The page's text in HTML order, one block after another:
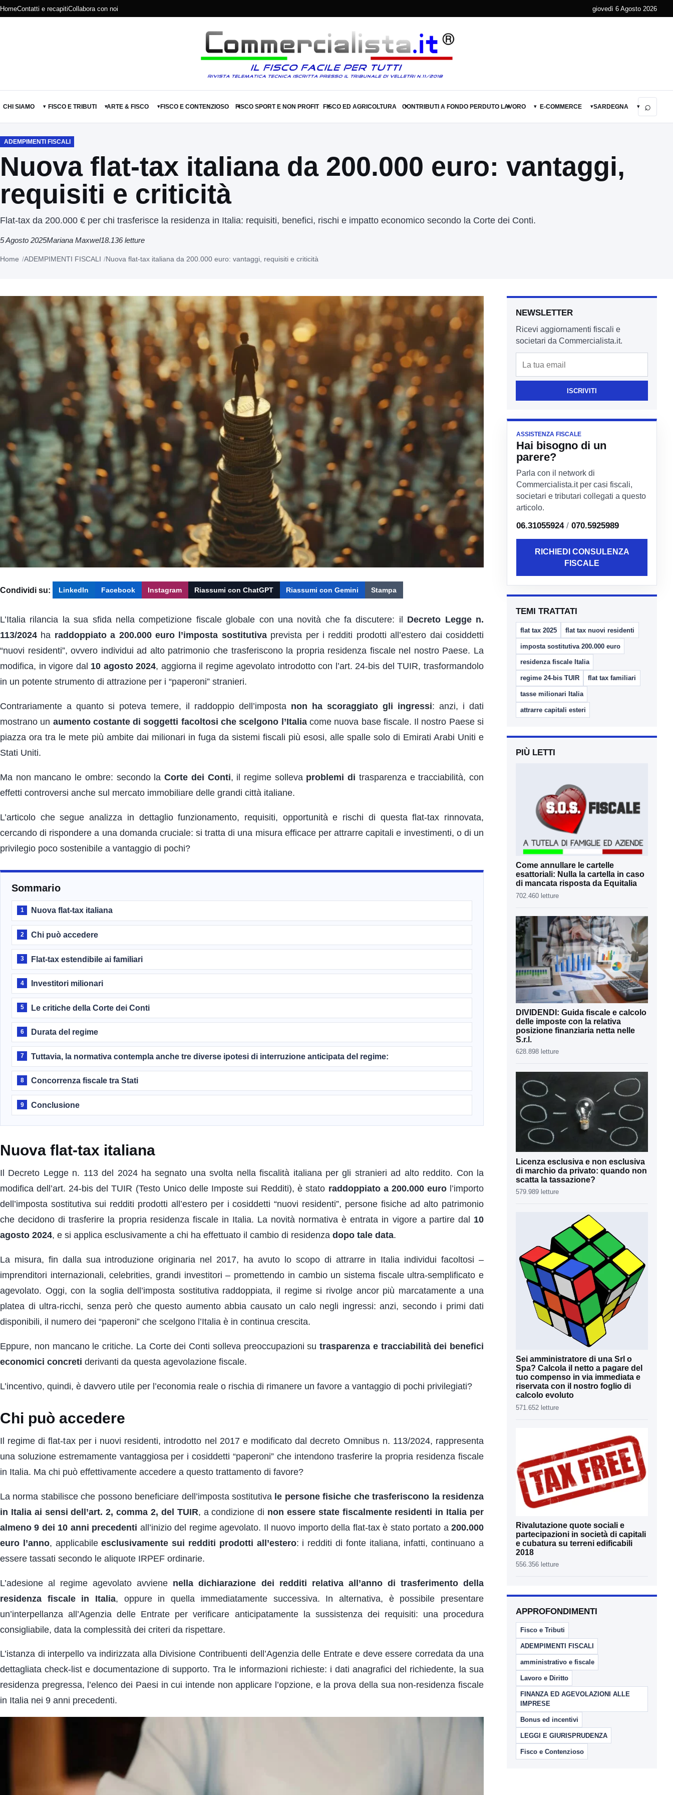
HomeContatti e recapitiCollabora con noi giovedì 6 Agosto 2026
CHI SIAMO ▾ FISCO E TRIBUTI ▾ARTE & FISCO ▾FISCO E CONTENZIOSO ▾
FISCO SPORT E NON PROFIT ▾
FISCO ED AGRICOLTURA ▾
CONTRIBUTI A FONDO PERDUTO ▾
LAVORO ▾ E-COMMERCE ▾SARDEGNA ▾ ⌕
ADEMPIMENTI FISCALI
Nuova flat-tax italiana da 200.000 euro: vantaggi,
requisiti e criticità
Flat-tax da 200.000 € per chi trasferisce la residenza in Italia: requisiti, benefici, rischi e impatto economico secondo la Corte dei Conti.
5 Agosto 2025Mariana Maxwel18.136 letture
Home ADEMPIMENTI FISCALI Nuova flat-tax italiana da 200.000 euro: vantaggi, requisiti e criticità
Condividi su: LinkedIn Facebook Instagram Riassumi con ChatGPT Riassumi con Gemini Stampa
L’Italia rilancia la sua sfida nella competizione fiscale globale con una novità che fa discutere: il Decreto Legge n.
113/2024 ha raddoppiato a 200.000 euro l’imposta sostitutivaprevista per i redditi prodotti all’estero dai cosiddetti
“nuovi residenti”, ovvero individui ad alto patrimonio che trasferiscono la propria residenza fiscale nel nostro Paese. La
modifica, in vigore dal 10 agosto 2024, aggiorna il regime agevolato introdotto con l’art. 24-bis del TUIR, trasformandolo
in un potente strumento di attrazione per i “paperoni” stranieri.
Contrariamente a quanto si poteva temere, il raddoppio dell’imposta non ha scoraggiato gli ingressi: anzi, i dati
mostrano un aumento costante di soggetti facoltosi che scelgono l’Italiacome nuova base fiscale. Il nostro Paese si
piazza ora tra le mete più ambite dai milionari in fuga da sistemi fiscali più esosi, alle spalle solo di Emirati Arabi Uniti e
Stati Uniti.
Ma non mancano le ombre: secondo laCorte dei Conti, il regime solleva problemi di trasparenza e tracciabilità, con
effetti controversi anche sul mercato immobiliare delle grandi città italiane.
L’articolo che segue analizza in dettaglio funzionamento, requisiti, opportunità e rischi di questa flat-tax rinnovata,
cercando di rispondere a una domanda cruciale: si tratta di una misura efficace per attrarre capitali e investimenti, o di un
privilegio poco sostenibile a vantaggio di pochi?
Sommario
1 Nuova flat-tax italiana
2 Chi può accedere
3 Flat-tax estendibile ai familiari
4 Investitori milionari
5 Le critiche della Corte dei Conti
6 Durata del regime
7 Tuttavia, la normativa contempla anche tre diverse ipotesi di interruzione anticipata del regime:
8 Concorrenza fiscale tra Stati
9 Conclusione
Nuova flat-tax italiana
Il Decreto Legge n. 113 del 2024 ha segnato una svolta nella fiscalità italiana per gli stranieri ad alto reddito. Con la
modifica dell’art. 24-bis del TUIR (Testo Unico delle Imposte sui Redditi), è stato raddoppiato a 200.000 eurol’importo
dell’imposta sostitutiva sui redditi prodotti all’estero per i cosiddetti “nuovi residenti”, persone fisiche ad alto patrimonio
che decidono di trasferire la propria residenza fiscale in Italia. La novità normativa è entrata in vigore a partire dal 10
agosto 2024, e si applica esclusivamente a chi ha effettuato il cambio di residenza dopo tale data.
La misura, fin dalla sua introduzione originaria nel 2017, ha avuto lo scopo di attrarre in Italia individui facoltosi –
imprenditori internazionali, celebrities, grandi investitori – promettendo in cambio un sistema fiscale ultra-semplificato e
agevolato. Oggi, con la soglia dell’imposta sostitutiva raddoppiata, il regime si rivolge ancor più marcatamente a una
platea di ultra-ricchi, senza però che questo aumento abbia causato un calo negli ingressi: anzi, secondo i primi dati
disponibili, il numero dei “paperoni” che scelgono l’Italia è in continua crescita.
Eppure, non mancano le critiche. La Corte dei Conti solleva preoccupazioni su trasparenza e tracciabilità dei benefici
economici concreti derivanti da questa agevolazione fiscale.
L’incentivo, quindi, è davvero utile per l’economia reale o rischia di rimanere un favore a vantaggio di pochi privilegiati?
Chi può accedere
Il regime di flat-tax per i nuovi residenti, introdotto nel 2017 e modificato dal decreto Omnibus n. 113/2024, rappresenta
una soluzione estremamente vantaggiosa per i cosiddetti “paperoni” che intendono trasferire la propria residenza fiscale
in Italia. Ma chi può effettivamente accedere a questo trattamento di favore?
La norma stabilisce che possono beneficiare dell’imposta sostitutiva le persone fisiche che trasferiscono la residenza
in Italia ai sensi dell’art. 2, comma 2, del TUIR, a condizione di non essere state fiscalmente residenti in Italia per
almeno 9 dei 10 anni precedenti all’inizio del regime agevolato. Il nuovo importo della flat-tax è stato portato a200.000
euro l’anno, applicabileesclusivamente sui redditi prodotti all’estero: i redditi di fonte italiana, infatti, continuano a
essere tassati secondo le aliquote IRPEF ordinarie.
L’adesione al regime agevolato avviene nella dichiarazione dei redditi relativa all’anno di trasferimento della
residenza fiscale in Italia, oppure in quella immediatamente successiva. In alternativa, è possibile presentare
un’interpellanza all’Agenzia delle Entrate per verificare anticipatamente la sussistenza dei requisiti: una procedura
consigliabile, data la complessità dei criteri da rispettare.
L’istanza di interpello va indirizzata alla Divisione Contribuenti dell’Agenzia delle Entrate e deve essere corredata da una
dettagliata check-list e documentazione di supporto. Tra le informazioni richieste: i dati anagrafici del richiedente, la sua
residenza pregressa, l’elenco dei Paesi in cui intende non applicare l’opzione, e la prova della sua non-residenza fiscale
in Italia nei 9 anni precedenti.
NEWSLETTER
Ricevi aggiornamenti fiscali e
societari da Commercialista.it.
ISCRIVITI
ASSISTENZA FISCALE
Hai bisogno di un
parere?
Parla con il network di
Commercialista.it per casi fiscali,
societari e tributari collegati a questo
articolo.
06.31055924 / 070.5925989
RICHIEDI CONSULENZA
FISCALE
TEMI TRATTATI
flat tax 2025 flat tax nuovi residenti
imposta sostitutiva 200.000 euro
residenza fiscale Italia
regime 24-bis TUIR flat tax familiari
tasse milionari Italia
attrarre capitali esteri
PIÙ LETTI
Come annullare le cartelle
esattoriali: Nulla la cartella in caso
di mancata risposta da Equitalia
702.460 letture
DIVIDENDI: Guida fiscale e calcolo
delle imposte con la relativa
posizione finanziaria netta nelle
S.r.l.
628.898 letture
Licenza esclusiva e non esclusiva
di marchio da privato: quando non
scatta la tassazione?
579.989 letture
Sei amministratore di una Srl o
Spa? Calcola il netto a pagare del
tuo compenso in via immediata e
riservata con il nostro foglio di
calcolo evoluto
571.652 letture
Rivalutazione quote sociali e
partecipazioni in società di capitali
e cubatura su terreni edificabili
2018
556.356 letture
APPROFONDIMENTI
Fisco e Tributi
ADEMPIMENTI FISCALI
amministrativo e fiscale
Lavoro e Diritto
FINANZA ED AGEVOLAZIONI ALLE
IMPRESE
Bonus ed incentivi
LEGGI E GIURISPRUDENZA
Fisco e Contenzioso